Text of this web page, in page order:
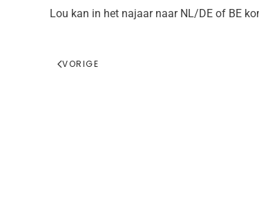
Lou kan in het najaar naar NL/DE of BE
VORIGE